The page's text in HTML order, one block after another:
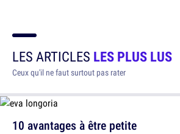
LES ARTICLES LES PLUS LUS
Ceux qu'il ne faut surtout pas rater
10 avantages à être petite